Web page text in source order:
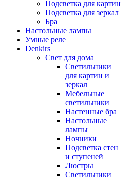
Подсветка для картин
Подсветка для зеркал
Бра
Настольные лампы
Умные реле
Denkirs
Свет для дома
Светильники
для картин и
зеркал
Мебельные
светильники
Настенные бра
Настольные
лампы
Ночники
Подсветка стен
и ступеней
Люстры
Светильники